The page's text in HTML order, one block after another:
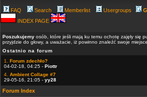
FAQ Search Memberlist Usergroups
INDEX PAGE
Poszukujemy osób, które jeśli mają ku temu ochotę zajęły się
przyjdzie do głowy, a uważacie, iż powinno znaleźć swoje
Ostatnio na forum
1. Forum zdechło?
04-02-18, 04:25 - Piottr
4. Ambient Collage #7
29-05-16, 21:05 - yy28
Forum Index